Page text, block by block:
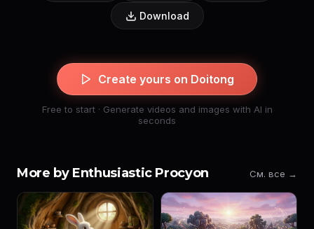
Download
Create yours on Doitong
Free to start · Generate videos and images with AI in
seconds
More by Enthusiastic Procyon См. все →